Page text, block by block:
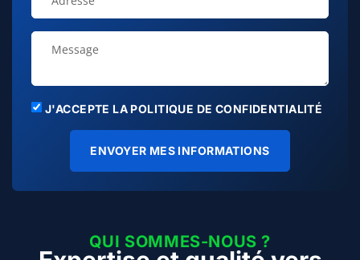
J'ACCEPTE LA POLITIQUE DE CONFIDENTIALITÉ
ENVOYER MES INFORMATIONS
QUI SOMMES-NOUS ?